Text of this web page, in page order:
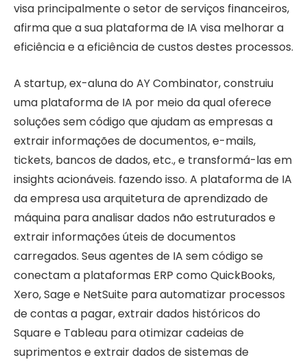
visa principalmente o setor de serviços financeiros,
afirma que a sua plataforma de IA visa melhorar a
eficiência e a eficiência de custos destes processos.
A startup, ex-aluna do AY Combinator, construiu
uma plataforma de IA por meio da qual oferece
soluções sem código que ajudam as empresas a
extrair informações de documentos, e-mails,
tickets, bancos de dados, etc., e transformá-las em
insights acionáveis. fazendo isso. A plataforma de IA
da empresa usa arquitetura de aprendizado de
máquina para analisar dados não estruturados e
extrair informações úteis de documentos
carregados. Seus agentes de IA sem código se
conectam a plataformas ERP como QuickBooks,
Xero, Sage e NetSuite para automatizar processos
de contas a pagar, extrair dados históricos do
Square e Tableau para otimizar cadeias de
suprimentos e extrair dados de sistemas de